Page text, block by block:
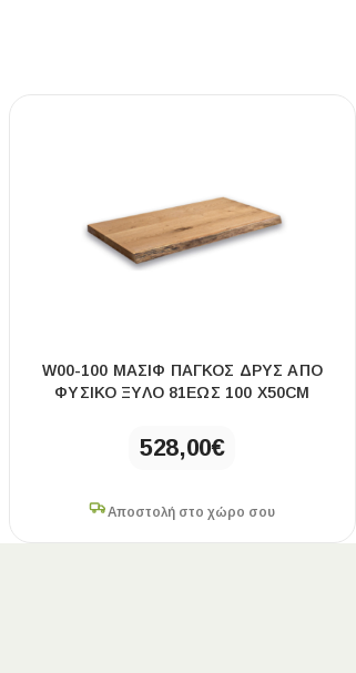
W00-100 ΜΑΣΙΦ ΠΑΓΚΟΣ ΔΡΥΣ ΑΠΟ
ΦΥΣΙΚΟ ΞΥΛΟ 81ΕΩΣ 100 X50CM
528,00€
Αποστολή στο χώρο σου